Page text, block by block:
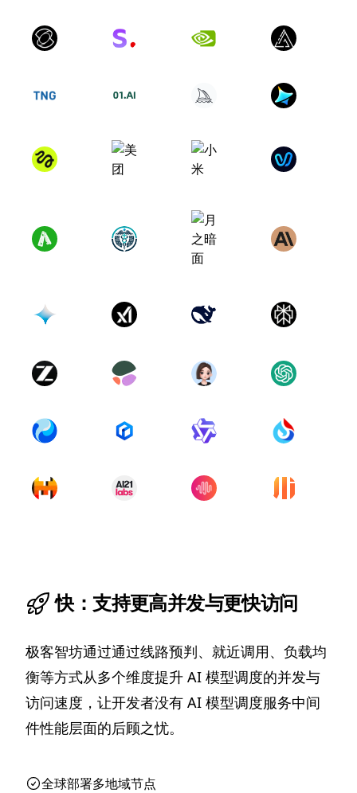
快：支持更高并发与更快访问
极客智坊通过通过线路预判、就近调用、负载均
衡等方式从多个维度提升 AI 模型调度的并发与
访问速度，让开发者没有 AI 模型调度服务中间
件性能层面的后顾之忧。
全球部署多地域节点